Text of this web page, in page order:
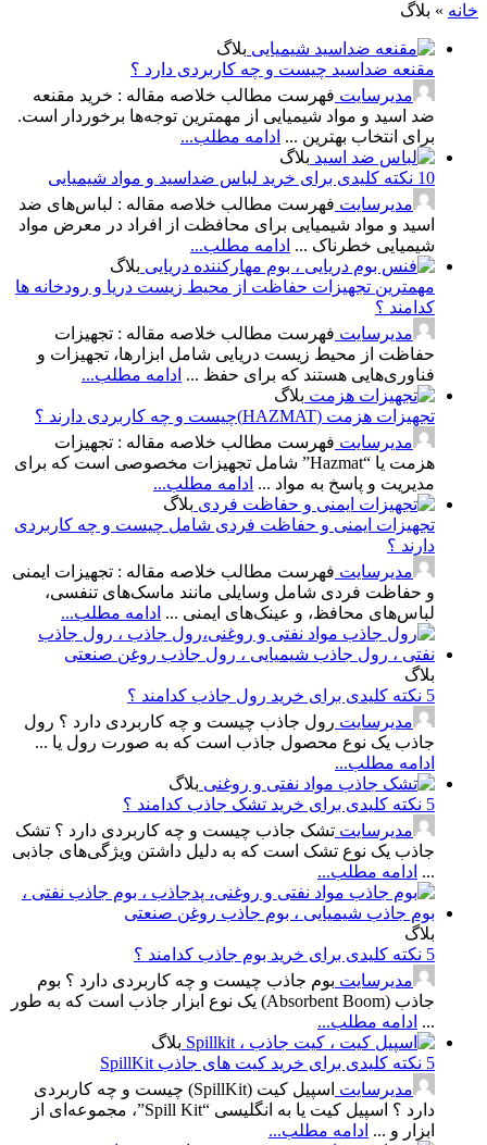
خانه » بلاگ
بلاگ
مقنعه ضداسید چیست و چه کاربردی دارد ؟
مدیرسایت فهرست مطالب خلاصه مقاله : خرید مقنعه
ضد اسید و مواد شیمیایی از مهمترین توجه‌ها برخوردار است.
برای انتخاب بهترین ... ادامه مطلب...
بلاگ
10 نکته کلیدی برای خرید لباس ضداسید و مواد شیمیایی
مدیرسایت فهرست مطالب خلاصه مقاله : لباس‌های ضد
اسید و مواد شیمیایی برای محافظت از افراد در معرض مواد
شیمیایی خطرناک ... ادامه مطلب...
بلاگ
مهمترین تجهیزات حفاظت از محیط زیست دریا و رودخانه ها
کدامند ؟
مدیرسایت فهرست مطالب خلاصه مقاله : تجهیزات
حفاظت از محیط زیست دریایی شامل ابزارها، تجهیزات و
فناوری‌هایی هستند که برای حفظ ... ادامه مطلب...
بلاگ
تجهیزات هزمت (HAZMAT)چیست و چه کاربردی دارند ؟
مدیرسایت فهرست مطالب خلاصه مقاله : تجهیزات
هزمت یا “Hazmat” شامل تجهیزات مخصوصی است که برای
مدیریت و پاسخ به مواد ... ادامه مطلب...
بلاگ
تجهیزات ایمنی و حفاظت فردی شامل چیست و چه کاربردی
دارند ؟
مدیرسایت فهرست مطالب خلاصه مقاله : تجهیزات ایمنی
و حفاظت فردی شامل وسایلی مانند ماسک‌های تنفسی،
لباس‌های محافظ، و عینک‌های ایمنی ... ادامه مطلب...
بلاگ
5 نکته کلیدی برای خرید رول جاذب کدامند ؟
مدیرسایت رول جاذب چیست و چه کاربردی دارد ؟ رول
جاذب یک نوع محصول جاذب است که به صورت رول یا ...
ادامه مطلب...
بلاگ
5 نکته کلیدی برای خرید تشک جاذب کدامند ؟
مدیرسایت تشک جاذب چیست و چه کاربردی دارد ؟ تشک
جاذب یک نوع تشک است که به دلیل داشتن ویژگی‌های جاذبی
... ادامه مطلب...
بلاگ
5 نکته کلیدی برای خرید بوم جاذب کدامند ؟
مدیرسایت بوم جاذب چیست و چه کاربردی دارد ؟ بوم
جاذب (Absorbent Boom) یک نوع ابزار جاذب است که به طور
... ادامه مطلب...
بلاگ
5 نکته کلیدی برای خرید کیت های جاذب SpillKit
مدیرسایت
اسپیل کیت (SpillKit) چیست و چه کاربردی
دارد ؟ اسپیل کیت یا به انگلیسی “Spill Kit”، مجموعه‌ای از
ابزار و ... ادامه مطلب...